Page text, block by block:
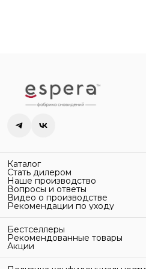
Каталог
Стать дилером
Наше производство
Вопросы и ответы
Видео о производстве
Рекомендации по уходу
Бестселлеры
Рекомендованные товары
Акции